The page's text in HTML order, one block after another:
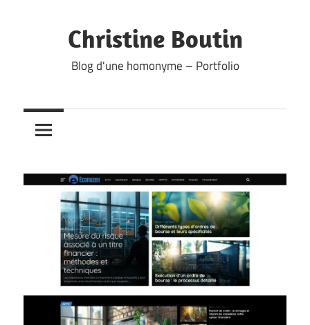
Christine Boutin
Blog d'une homonyme – Portfolio